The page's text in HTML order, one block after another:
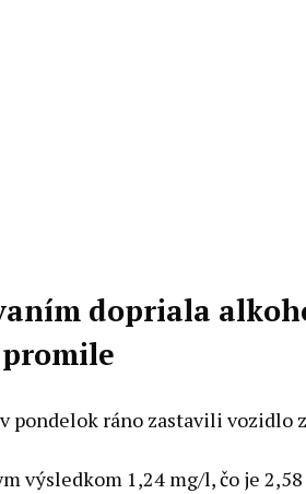
dopriala
ráno zastavili
výsledkom 1,24 mg/l, čo je